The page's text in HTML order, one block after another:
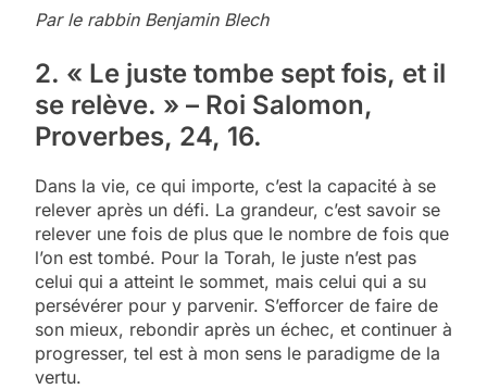
Par le rabbin Benjamin Blech
2. « Le juste tombe sept fois, et il
se relève. » – Roi Salomon,
Proverbes, 24, 16.
Dans la vie, ce qui importe, c’est la capacité à se
relever après un défi. La grandeur, c’est savoir se
relever une fois de plus que le nombre de fois que
l’on est tombé. Pour la Torah, le juste n’est pas
celui qui a atteint le sommet, mais celui qui a su
persévérer pour y parvenir. S’efforcer de faire de
son mieux, rebondir après un échec, et continuer à
progresser, tel est à mon sens le paradigme de la
vertu.